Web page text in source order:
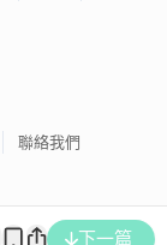
下一篇
聯絡我們